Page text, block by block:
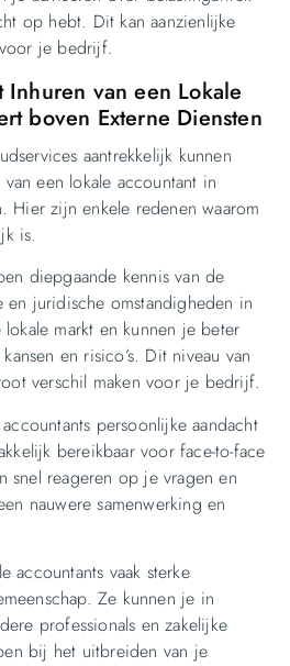
op hebt. Dit kan aanzienlijke
je bedrijf.
van een Lokale
boven Externe Diensten
aantrekkelijk kunnen
een lokale accountant in
Hier zijn enkele redenen waarom
is.
diepgaande kennis van de
juridische omstandigheden in
markt en kunnen je beter
en risico’s. Dit niveau van
verschil maken voor je bedrijf.
persoonlijke aandacht
bereikbaar voor face-to-face
snel reageren op je vragen en
nauwere samenwerking en
accountants vaak sterke
Ze kunnen je in
professionals en zakelijke
bij het uitbreiden van je